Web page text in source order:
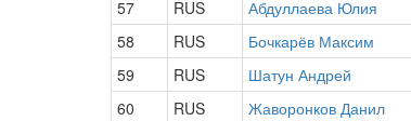
57
RUS Абдуллаева Юлия
58
RUS Бочкарёв Максим
59
RUS Шатун Андрей
60
RUS Жаворонков Данил